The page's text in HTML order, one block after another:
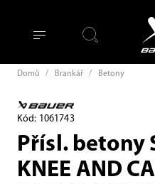
Domů / Brankář / Betony
Kód: 1061743
Přísl. betony
KNEE AND